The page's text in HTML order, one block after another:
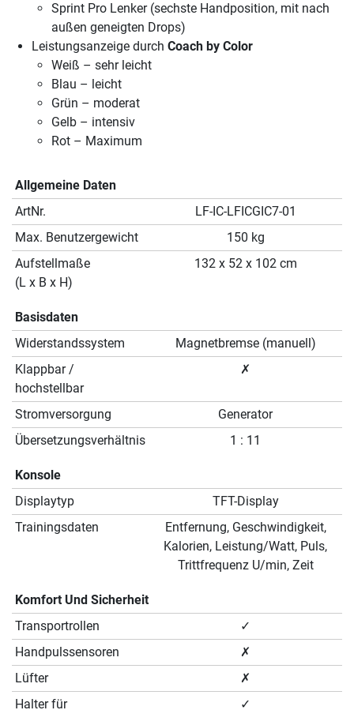
Sprint Pro Lenker (sechste Handposition, mit nach
außen geneigten Drops)
Leistungsanzeige durch Coach by Color
Weiß – sehr leicht
Blau – leicht
Grün – moderat
Gelb – intensiv
Rot – Maximum
Allgemeine Daten
ArtNr.
LF-IC-LFICGIC7-01
Max. Benutzergewicht
150 kg
Aufstellmaße
(L x B x H)
132 x 52 x 102 cm
Basisdaten
Widerstandssystem
Magnetbremse (manuell)
Klappbar /
hochstellbar
✗
Stromversorgung
Generator
Übersetzungsverhältnis
1 : 11
Konsole
Displaytyp
TFT-Display
Trainingsdaten
Entfernung, Geschwindigkeit,
Kalorien, Leistung/Watt, Puls,
Trittfrequenz U/min, Zeit
Komfort Und Sicherheit
Transportrollen
✓
Handpulssensoren
✗
Lüfter
✗
Halter für
✓